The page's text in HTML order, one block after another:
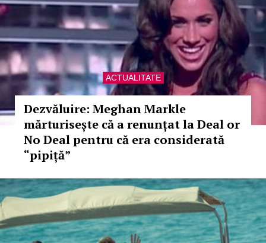
ACTUALITATE
Dezvăluire: Meghan Markle
mărturisește că a renunțat la Deal or
No Deal pentru că era considerată
“pipiță”